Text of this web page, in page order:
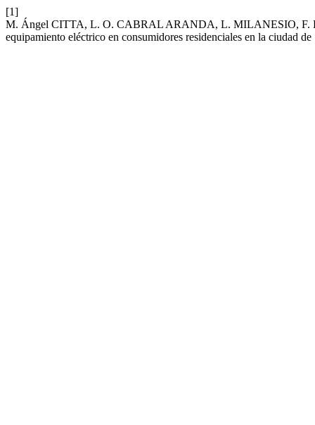
[1]
M. Ángel CITTA, L. O. CABRAL ARANDA, L. MILANESIO, F.
equipamiento eléctrico en consumidores residenciales en la ciudad